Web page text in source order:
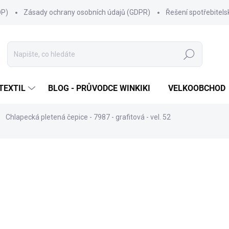
Zásady ochrany osobních údajů (GDPR) Řešení
Hledat
BLOG - PRŮVODCE WINKIKI VELKOOBCHOD
Chlapecká pletená čepice - 7987 - grafitová - vel. 52